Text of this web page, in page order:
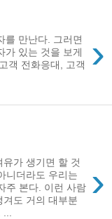
›
를 만난다. 그러면
가 있는 것을 보게
객 전화응대, 고객
›
가 생기면 할 것
니더라도 우리는
주 본다. 이런 사람
도 거의 대부분